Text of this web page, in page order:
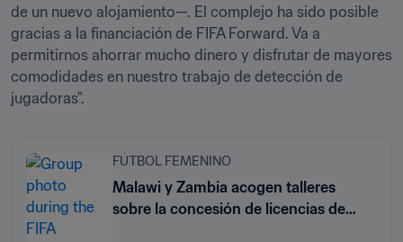
de un nuevo alojamiento—. El complejo ha sido posible
gracias a la financiación de FIFA Forward. Va a
permitirnos ahorrar mucho dinero y disfrutar de mayores
comodidades en nuestro trabajo de detección de
jugadoras".
FÚTBOL FEMENINO
Malawi y Zambia acogen talleres
sobre la concesión de licencias de